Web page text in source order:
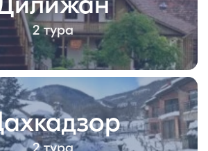
2 тура
2 тура